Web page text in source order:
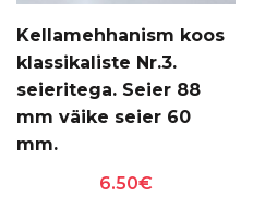
Kellamehhanism koos
klassikaliste Nr.3.
seieritega. Seier 88
mm väike seier 60
mm.
6.50€